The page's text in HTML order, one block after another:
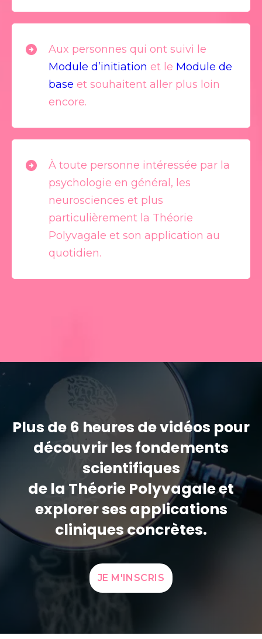
Aux personnes qui ont suivi le
Module d’initiation et le Module de
base et souhaitent aller plus loin
encore.
À toute personne intéressée par la
psychologie en général, les
neurosciences et plus
particulièrement la Théorie
Polyvagale et son application au
quotidien.
Plus de 6 heures de vidéos pour
découvrir les fondements
scientifiques
de la Théorie Polyvagale et
explorer ses applications
cliniques concrètes.
JE M'INSCRIS